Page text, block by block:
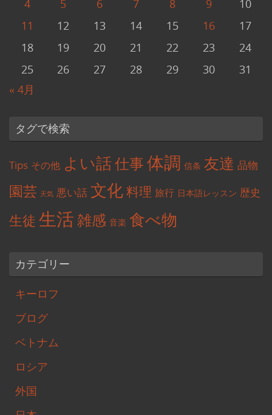
4
5 6 7 8 9
10
11
12 13 14 15 16
17
18
19 20 21 22 23
24
25
26 27 28 29 30
31
« 4月
タグで検索
Tips その他 よい話仕事体調 信条 友達 品物
園芸 天気 悪い話 文化料理 旅行 日本語レッスン 歴史
生徒 生活雑感 音楽 食べ物
カテゴリー
キーロフ
ブログ
ベトナム
ロシア
外国